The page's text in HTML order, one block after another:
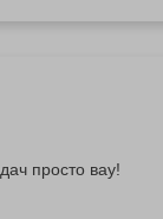
просто вау!